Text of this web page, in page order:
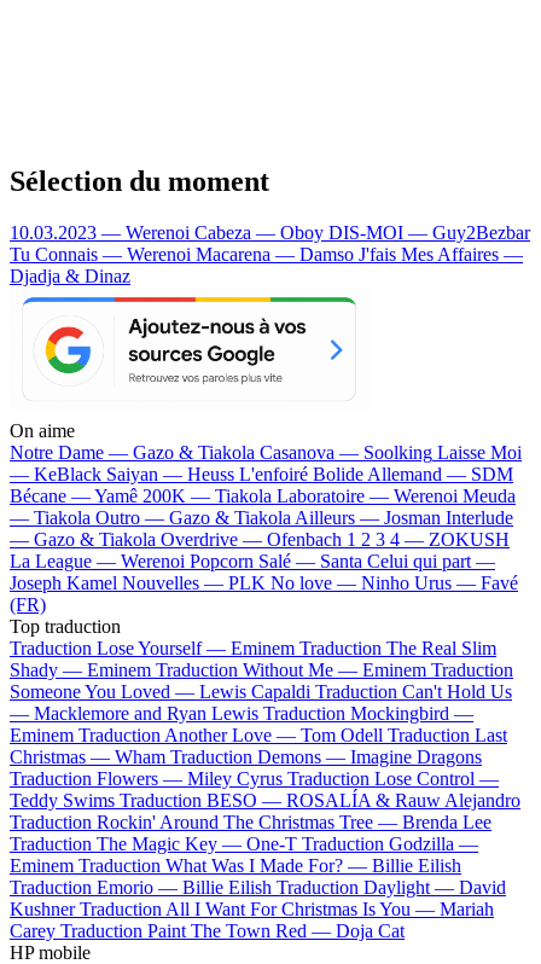
Sélection du moment
10.03.2023 — Werenoi Cabeza — Oboy DIS-MOI — Guy2Bezbar
Tu Connais — Werenoi Macarena — Damso J'fais Mes Affaires —
Djadja & Dinaz
On aime
Notre Dame — Gazo & Tiakola Casanova — Soolking Laisse Moi
— KeBlack Saiyan — Heuss L'enfoiré Bolide Allemand — SDM
Bécane —Yamê 200K — Tiakola Laboratoire — Werenoi Meuda
— Tiakola Outro — Gazo & Tiakola Ailleurs — Josman Interlude
— Gazo & Tiakola Overdrive — Ofenbach 1 2 3 4 — ZOKUSH
La League — Werenoi Popcorn Salé — Santa Celui qui part —
Joseph Kamel Nouvelles — PLK No love — Ninho Urus — Favé
(FR)
Top traduction
Traduction Lose Yourself — Eminem Traduction The Real Slim
Shady — Eminem Traduction Without Me — Eminem Traduction
Someone You Loved — Lewis Capaldi Traduction Can't Hold Us
— Macklemore and Ryan Lewis Traduction Mockingbird —
Eminem Traduction Another Love — Tom Odell Traduction Last
Christmas — Wham Traduction Demons — Imagine Dragons
Traduction Flowers — Miley Cyrus Traduction Lose Control —
Teddy Swims Traduction BESO — ROSALÍA & Rauw Alejandro
Traduction Rockin' Around The Christmas Tree — Brenda Lee
Traduction The Magic Key — One-T Traduction Godzilla —
Eminem Traduction What Was I Made For? — Billie Eilish
Traduction Emorio — Billie Eilish Traduction Daylight — David
Kushner Traduction All I Want For Christmas Is You — Mariah
Carey Traduction Paint The Town Red — Doja Cat
HP mobile